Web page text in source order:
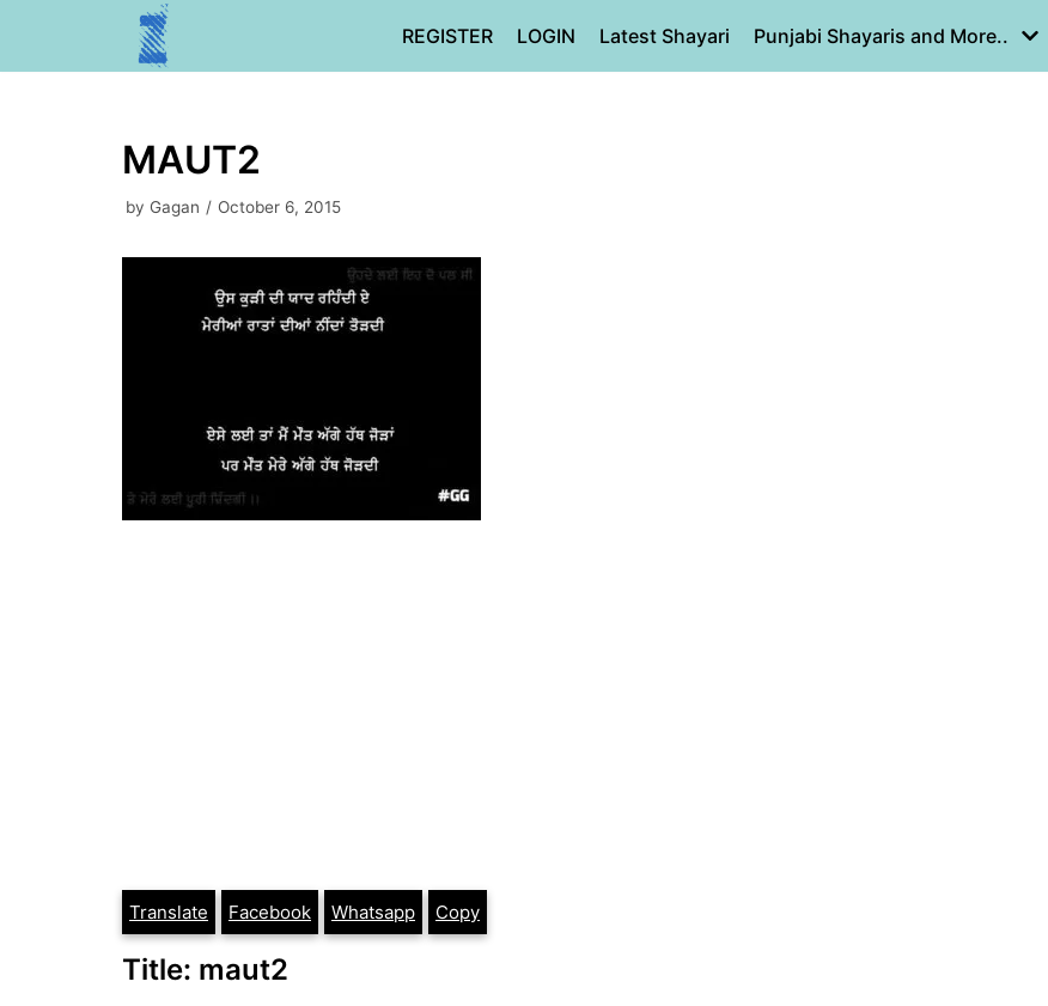
REGISTER LOGIN Latest Shayari Punjabi Shayaris and More..
MAUT2
by Gagan October 6, 2015
Translate Facebook Whatsapp Copy
Title: maut2